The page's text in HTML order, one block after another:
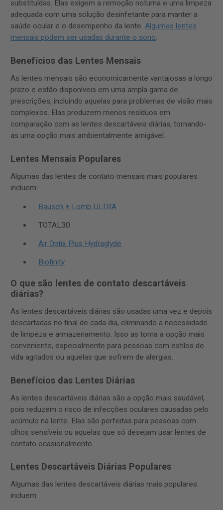
substituídas. Elas exigem a remoção noturna e uma limpeza
adequada com uma solução desinfetante para manter a
saúde ocular e o desempenho da lente. Algumas lentes
mensais podem ser usadas durante o sono.
Benefícios das Lentes Mensais
As lentes mensais são economicamente vantajosas a longo
prazo e estão disponíveis em uma ampla gama de
prescrições, incluindo aquelas para problemas de visão mais
complexos. Elas produzem menos resíduos em
comparação com as lentes descartáveis diárias, tornando-
as uma opção mais ambientalmente amigável.
Lentes Mensais Populares
Algumas das lentes de contato mensais mais populares
incluem:
Bausch + Lomb ULTRA
TOTAL30
Air Optix Plus Hydraglyde
Biofinity
O que são lentes de contato descartáveis
diárias?
As lentes descartáveis diárias são usadas uma vez e depois
descartadas no final de cada dia, eliminando a necessidade
de limpeza e armazenamento. Isso as torna a opção mais
conveniente, especialmente para pessoas com estilos de
vida agitados ou aquelas que sofrem de alergias.
Benefícios das Lentes Diárias
As lentes descartáveis diárias são a opção mais saudável,
pois reduzem o risco de infecções oculares causadas pelo
acúmulo na lente. Elas são perfeitas para pessoas com
olhos sensíveis ou aquelas que só desejam usar lentes de
contato ocasionalmente.
Lentes Descartáveis Diárias Populares
Algumas das lentes descartáveis diárias mais populares
incluem: